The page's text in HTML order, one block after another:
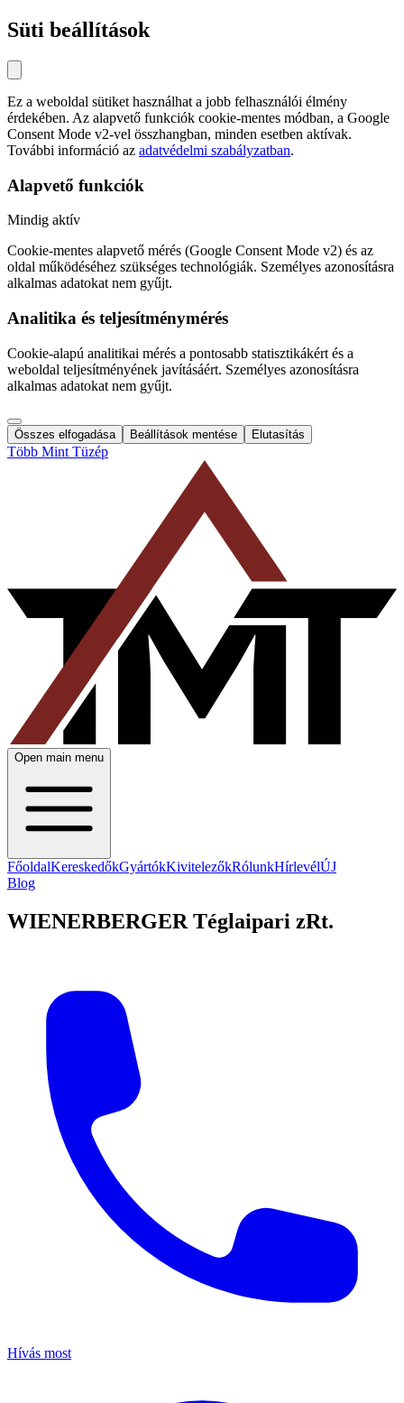
Süti beállítások
Ez a weboldal sütiket használhat a jobb felhasználói élmény
érdekében. Az alapvető funkciók cookie-mentes módban, a Google
Consent Mode v2-vel összhangban, minden esetben aktívak.
További információ az adatvédelmi szabályzatban.
Alapvető funkciók
Mindig aktív
Cookie-mentes alapvető mérés (Google Consent Mode v2) és az
oldal működéséhez szükséges technológiák. Személyes azonosításra
alkalmas adatokat nem gyűjt.
Analitika és teljesítménymérés
Cookie-alapú analitikai mérés a pontosabb statisztikákért és a
weboldal teljesítményének javításáért. Személyes azonosításra
alkalmas adatokat nem gyűjt.
Összes elfogadása Beállítások mentése Elutasítás
Több Mint Tüzép
Open main menu
FőoldalKereskedőkGyártókKivitelezőkRólunkHírlevélÚJ
Blog
WIENERBERGER Téglaipari zRt.
Hívás most